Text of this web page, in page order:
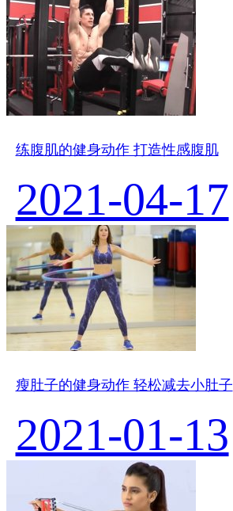
练腹肌的健身动作 打造性感腹肌
2021-04-17
瘦肚子的健身动作 轻松减去小肚子
2021-01-13